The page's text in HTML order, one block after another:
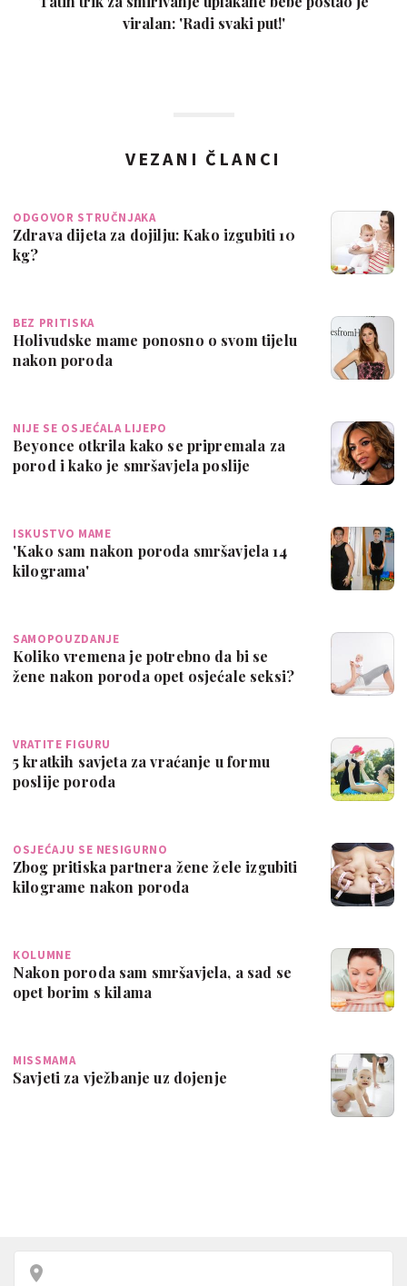
viralan: 'Radi svaki put!'
VEZANI ČLANCI
ODGOVOR STRUČNJAKA
Zdrava dijeta za dojilju: Kako izgubiti 10
kg?
BEZ PRITISKA
Holivudske mame ponosno o svom tijelu
nakon poroda
NIJE SE OSJEĆALA LIJEPO
Beyonce otkrila kako se pripremala za
porod i kako je smršavjela poslije
ISKUSTVO MAME
'Kako sam nakon poroda smršavjela 14
kilograma'
SAMOPOUZDANJE
Koliko vremena je potrebno da bi se
žene nakon poroda opet osjećale seksi?
VRATITE FIGURU
5 kratkih savjeta za vraćanje u formu
poslije poroda
OSJEĆAJU SE NESIGURNO
Zbog pritiska partnera žene žele izgubiti
kilograme nakon poroda
KOLUMNE
Nakon poroda sam smršavjela, a sad se
opet borim s kilama
MISSMAMA
Savjeti za vježbanje uz dojenje